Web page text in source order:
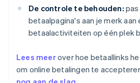
De controle te behouden:
betaalpagina's aan je merk aan
betaalactiviteiten op één plek
Lees meerover hoe betaallinks
om online betalingen te